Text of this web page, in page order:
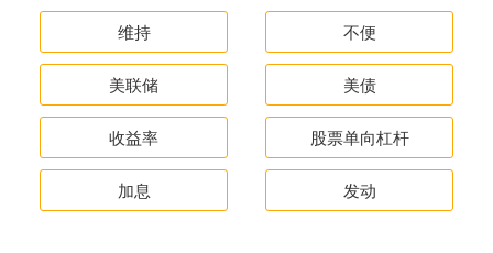
维持 不便
美联储 美债
收益率 股票单向杠杆
加息 发动